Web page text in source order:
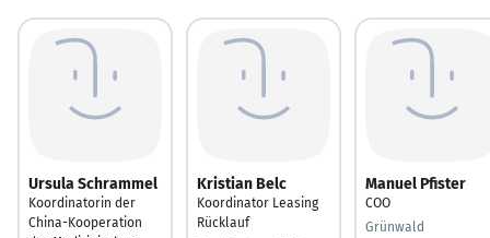
Ursula Schrammel
Koordinatorin der
China-Kooperation
Kristian Belc
Koordinator Leasing
Rücklauf
Manuel Pfister
COO
Grünwald